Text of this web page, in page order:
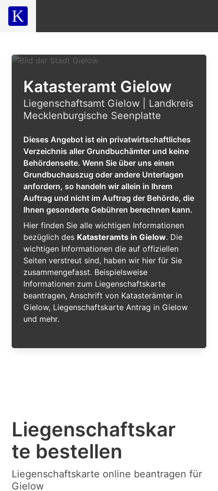
Katasteramt Gielow
Liegenschaftsamt Gielow | Landkreis
Mecklenburgische Seenplatte
Dieses Angebot ist ein privatwirtschaftliches
Verzeichnis aller Grundbuchämter und keine
Behördenseite. Wenn Sie über uns einen
Grundbuchauszug oder andere Unterlagen
anfordern, so handeln wir allein in Ihrem
Auftrag und nicht im Auftrag der Behörde, die
Ihnen gesonderte Gebühren berechnen kann.
Hier finden Sie alle wichtigen Informationen
bezüglich des Katasteramts in Gielow. Die
wichtigen Informationen die auf offiziellen
Seiten verstreut sind, haben wir hier für Sie
zusammengefasst. Beispielsweise
Informationen zum Liegenschaftskarte
beantragen, Anschrift von Katasterämter in
Gielow, Liegenschaftskarte Antrag in Gielow
und mehr.
Liegenschaftskar
te bestellen
Liegenschaftskarte online beantragen für
Gielow